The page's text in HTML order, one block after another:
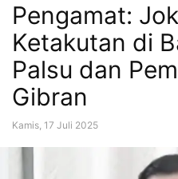
Pengamat:
Ketakutan di
Palsu dan
Gibran
Kamis, 17 Juli 2025